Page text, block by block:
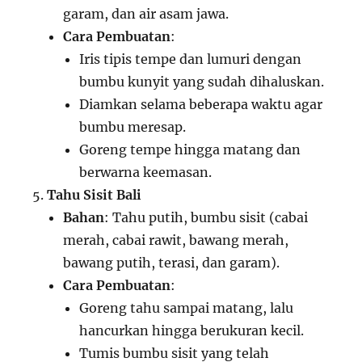
garam, dan air asam jawa.
Cara Pembuatan:
Iris tipis tempe dan lumuri dengan
bumbu kunyit yang sudah dihaluskan.
Diamkan selama beberapa waktu agar
bumbu meresap.
Goreng tempe hingga matang dan
berwarna keemasan.
Tahu Sisit Bali
Bahan: Tahu putih, bumbu sisit (cabai
merah, cabai rawit, bawang merah,
bawang putih, terasi, dan garam).
Cara Pembuatan:
Goreng tahu sampai matang, lalu
hancurkan hingga berukuran kecil.
Tumis bumbu sisit yang telah